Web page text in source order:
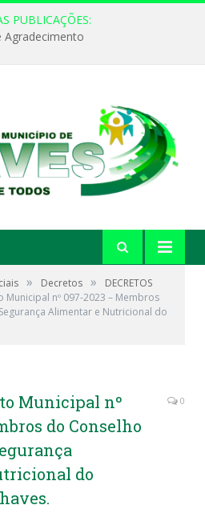
PUBLICAÇÕES:
Agradecimento
» Decretos »
DECRETOS
Municipal nº 097-2023 – Membros
Alimentar e Nutricional do
Municipal nº
do Conselho
do
0